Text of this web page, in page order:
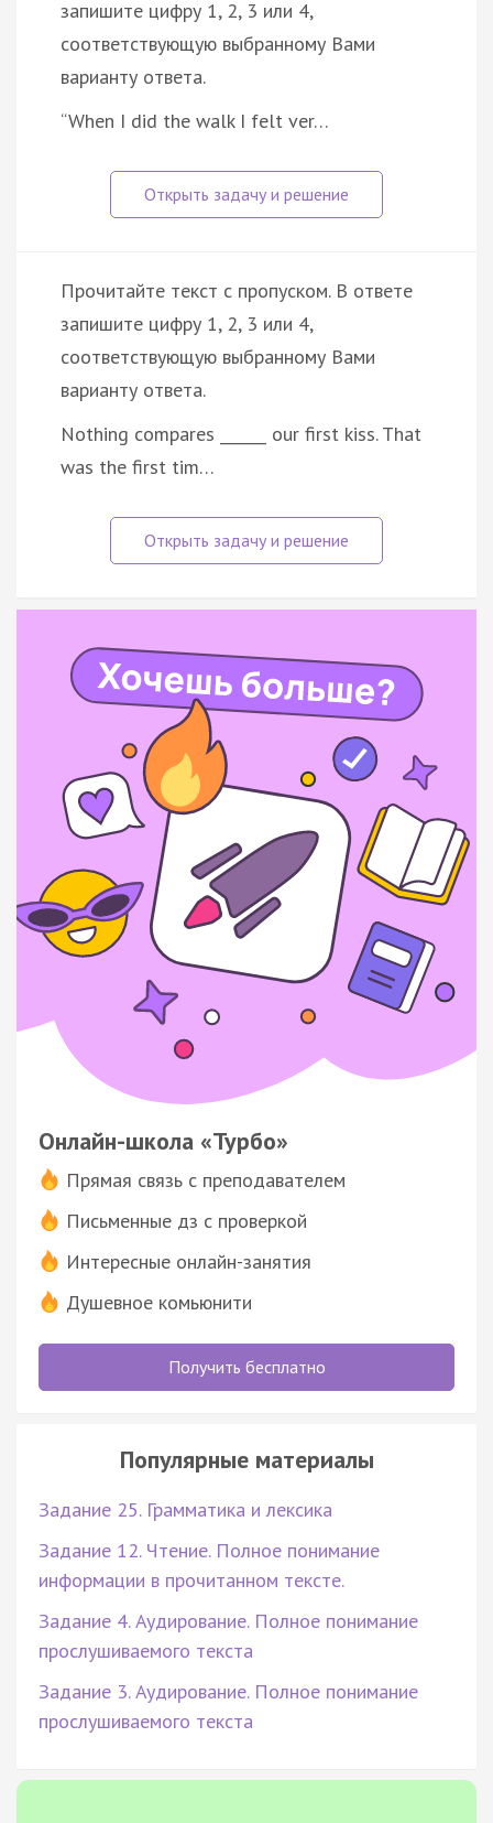
запишите цифру 1, 2, 3 или 4,
соответствующую выбранному Вами
варианту ответа.
“When I did the walk I felt ver…
Прочитайте текст с пропуском. В ответе
запишите цифру 1, 2, 3 или 4,
соответствующую выбранному Вами
варианту ответа.
Nothing compares ______ our first kiss. That
was the first tim…
Онлайн-школа «Турбо»
Прямая связь с преподавателем
Письменные дз с проверкой
Интересные онлайн-занятия
Душевное комьюнити
Получить бесплатно
Популярные материалы
Задание 25. Грамматика и лексика
Задание 12. Чтение. Полное понимание
информации в прочитанном тексте.
Задание 4. Аудирование. Полное понимание
прослушиваемого текста
Задание 3. Аудирование. Полное понимание
прослушиваемого текста